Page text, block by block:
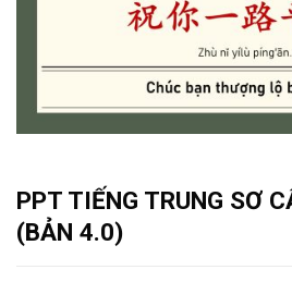
PPT TIẾNG TRUNG SƠ
(BẢN 4.0)